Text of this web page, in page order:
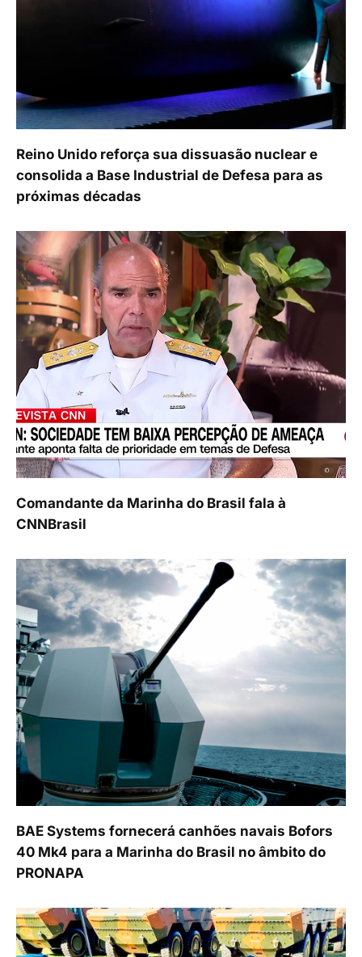
Reino Unido reforça sua dissuasão nuclear e
consolida a Base Industrial de Defesa para as
próximas décadas
Comandante da Marinha do Brasil fala à
CNNBrasil
BAE Systems fornecerá canhões navais Bofors
40 Mk4 para a Marinha do Brasil no âmbito do
PRONAPA